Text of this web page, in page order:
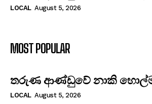
LOCAL August 5, 2026
MOST POPULAR
තරුණ ආණ්ඩුවේ නාකි
LOCAL August 5, 2026